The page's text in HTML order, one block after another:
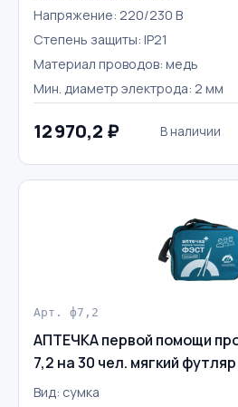
Напряжение: 220/230 В
Степень защиты: IP21
Материал проводов: медь
Мин. диаметр электрода: 2 мм
12 970,2 ₽ В наличии
Арт. ф7,2
АПТЕЧКА первой помощи
7,2 на 30 чел. мягкий
Вид: сумка